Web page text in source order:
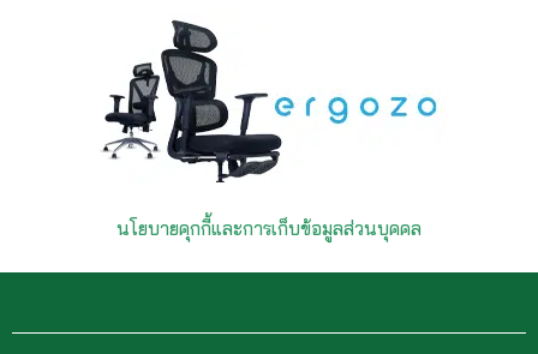
นโยบายคุกกี้และการเก็บข้อมูลส่วนบุคคล